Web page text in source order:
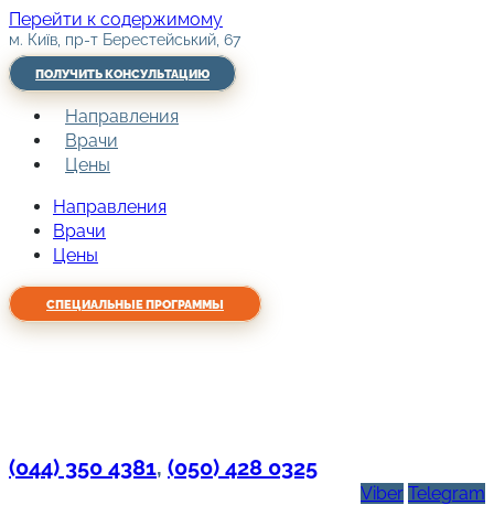
Перейти к содержимому
м. Київ, пр-т Берестейський, 67
ПОЛУЧИТЬ КОНСУЛЬТАЦИЮ
Направления
Врачи
Цены
Направления
Врачи
Цены
СПЕЦИАЛЬНЫЕ ПРОГРАММЫ
(044) 350 4381, (050) 428 0325
Viber Telegram